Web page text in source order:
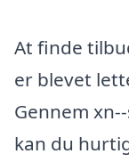
At finde
er blevet
Gennem
kan du